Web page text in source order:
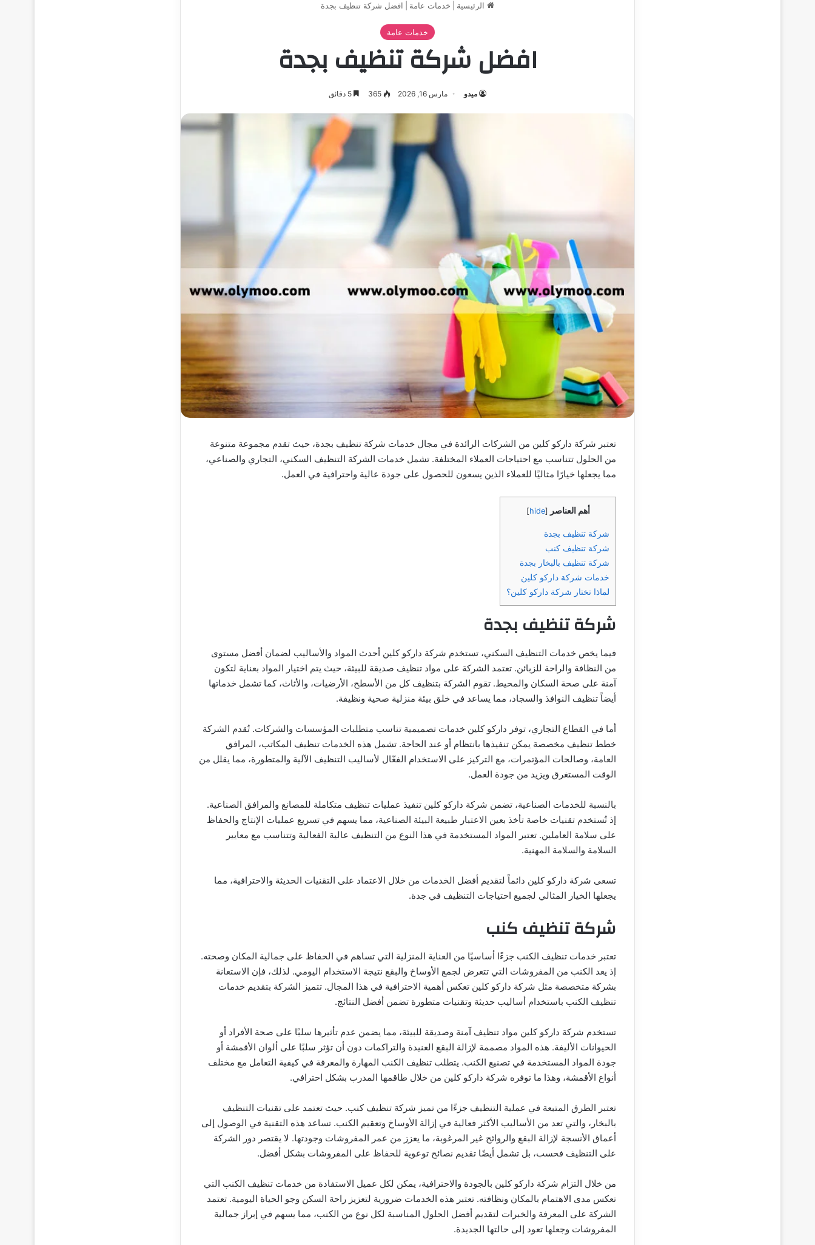
الرئيسية خدمات عامة افضل شركة تنظيف بجدة
خدمات عامة
افضل شركة تنظيف بجدة
ميدو مارس 16, 2026 365
تعتبر شركة داركو كلين من الشركات الرائدة في مجال خدمات شركة تنظيف بجدة، حيث تقدم مجموعة متنوعة
من الحلول تتناسب مع احتياجات العملاء المختلفة. تشمل خدمات الشركة التنظيف السكني، التجاري والصناعي،
مما يجعلها خيارًا مثاليًا للعملاء الذين يسعون للحصول على جودة عالية واحترافية في العمل.
أهم العناصر [
hide
]
شركة تنظيف بجدة
شركة تنظيف كنب
شركة تنظيف بالبخار بجدة
خدمات شركة داركو كلين
لماذا تختار شركة داركو كلين؟
شركة تنظيف بجدة
فيما يخص خدمات التنظيف السكني، تستخدم شركة داركو كلين أحدث المواد والأساليب لضمان أفضل مستوى
من النظافة والراحة للزبائن. تعتمد الشركة على مواد تنظيف صديقة للبيئة، حيث يتم اختيار المواد بعناية لتكون
آمنة على صحة السكان والمحيط. تقوم الشركة بتنظيف كل من الأسطح، الأرضيات، والأثاث، كما تشمل خدماتها
أيضاً تنظيف النوافذ والسجاد، مما يساعد في خلق بيئة منزلية صحية ونظيفة.
أما في القطاع التجاري، توفر داركو كلين خدمات تصميمية تناسب متطلبات المؤسسات والشركات. تُقدم الشركة
خطط تنظيف مخصصة يمكن تنفيذها بانتظام أو عند الحاجة. تشمل هذه الخدمات تنظيف المكاتب، المرافق
العامة، وصالحات المؤتمرات، مع التركيز على الاستخدام الفعّال لأساليب التنظيف الآلية والمتطورة، مما يقلل من
الوقت المستغرق ويزيد من جودة العمل.
بالنسبة للخدمات الصناعية، تضمن شركة داركو كلين تنفيذ عمليات تنظيف متكاملة للمصانع والمرافق الصناعية.
إذ تُستخدم تقنيات خاصة تأخذ بعين الاعتبار طبيعة البيئة الصناعية، مما يسهم في تسريع عمليات الإنتاج والحفاظ
على سلامة العاملين. تعتبر المواد المستخدمة في هذا النوع من التنظيف عالية الفعالية وتتناسب مع معايير
السلامة والسلامة المهنية.
تسعى شركة داركو كلين دائماً لتقديم أفضل الخدمات من خلال الاعتماد على التقنيات الحديثة والاحترافية، مما
يجعلها الخيار المثالي لجميع احتياجات التنظيف في جدة.
شركة تنظيف كنب
تعتبر خدمات تنظيف الكنب جزءًا أساسيًا من العناية المنزلية التي تساهم في الحفاظ على جمالية المكان وصحته.
إذ يعد الكنب من المفروشات التي تتعرض لجمع الأوساخ والبقع نتيجة الاستخدام اليومي. لذلك، فإن الاستعانة
بشركة متخصصة مثل شركة داركو كلين تعكس أهمية الاحترافية في هذا المجال. تتميز الشركة بتقديم خدمات
تنظيف الكنب باستخدام أساليب حديثة وتقنيات متطورة تضمن أفضل النتائج.
تستخدم شركة داركو كلين مواد تنظيف آمنة وصديقة للبيئة، مما يضمن عدم تأثيرها سلبًا على صحة الأفراد أو
الحيوانات الأليفة. هذه المواد مصممة لإزالة البقع العنيدة والتراكمات دون أن تؤثر سلبًا على ألوان الأقمشة أو
جودة المواد المستخدمة في تصنيع الكنب. يتطلب تنظيف الكنب المهارة والمعرفة في كيفية التعامل مع مختلف
أنواع الأقمشة، وهذا ما توفره شركة داركو كلين من خلال طاقمها المدرب بشكل احترافي.
تعتبر الطرق المتبعة في عملية التنظيف جزءًا من تميز شركة تنظيف كنب. حيث تعتمد على تقنيات التنظيف
بالبخار، والتي تعد من الأساليب الأكثر فعالية في إزالة الأوساخ وتعقيم الكنب. تساعد هذه التقنية في الوصول إلى
أعماق الأنسجة لإزالة البقع والروائح غير المرغوبة، ما يعزز من عمر المفروشات وجودتها. لا يقتصر دور الشركة
على التنظيف فحسب، بل تشمل أيضًا تقديم نصائح توعوية للحفاظ على المفروشات بشكل أفضل.
من خلال التزام شركة داركو كلين بالجودة والاحترافية، يمكن لكل عميل الاستفادة من خدمات تنظيف الكنب التي
تعكس مدى الاهتمام بالمكان ونظافته. تعتبر هذه الخدمات ضرورية لتعزيز راحة السكن وجو الحياة اليومية. تعتمد
الشركة على المعرفة والخبرات لتقديم أفضل الحلول المناسبة لكل نوع من الكنب، مما يسهم في إبراز جمالية
المفروشات وجعلها تعود إلى حالتها الجديدة.